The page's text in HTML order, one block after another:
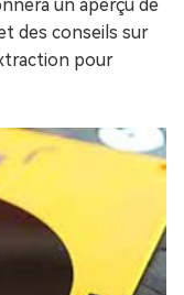
un aperçu de
des conseils sur
pour